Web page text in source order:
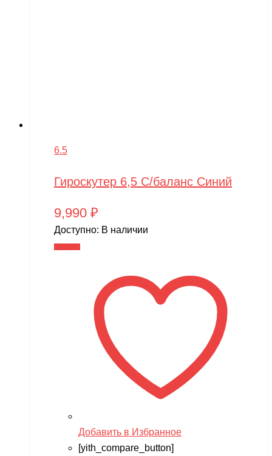
6.5
Гироскутер 6,5 С/баланс Синий
9,990 ₽
Доступно: В наличии
Добавить в Избранное
[yith_compare_button]